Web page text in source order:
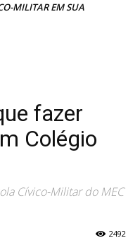
MILITAR EM SUA